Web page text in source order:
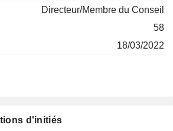
Directeur/Membre du Conseil
58
18/03/2022
d'initiés